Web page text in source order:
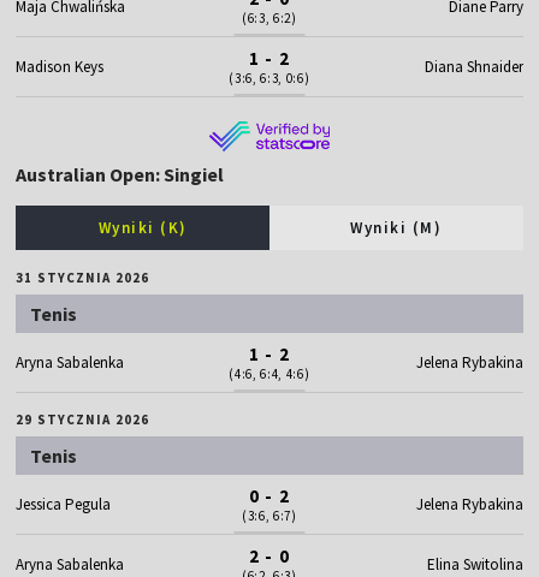
Maja Chwalińska
(6:3, 6:2)
Diane Parry
Madison Keys 1 - 2
(3:6, 6:3, 0:6)
Diana Shnaider
Australian Open: Singiel
Wyniki (K) Wyniki (M)
31 STYCZNIA 2026
Tenis
Aryna Sabalenka 1 - 2
(4:6, 6:4, 4:6)
Jelena Rybakina
29 STYCZNIA 2026
Tenis
Jessica Pegula 0 - 2
(3:6, 6:7)
Jelena Rybakina
Aryna Sabalenka 2 - 0 Elina Switolina